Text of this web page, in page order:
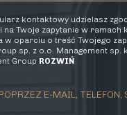
kontaktowy udzielasz
na Twoje zapytanie w
w oparciu o treść Twojego
sp. z o.o. Management
Group ROZWIŃ
E-MAIL, TELEFON,